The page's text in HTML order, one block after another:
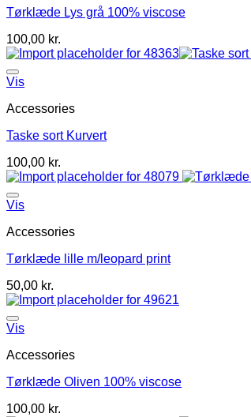
Tørklæde Lys grå 100% viscose
100,00 kr.
Vis
Accessories
Taske sort Kurvert
100,00 kr.
Vis
Accessories
Tørklæde lille m/leopard print
50,00 kr.
Vis
Accessories
Tørklæde Oliven 100% viscose
100,00 kr.